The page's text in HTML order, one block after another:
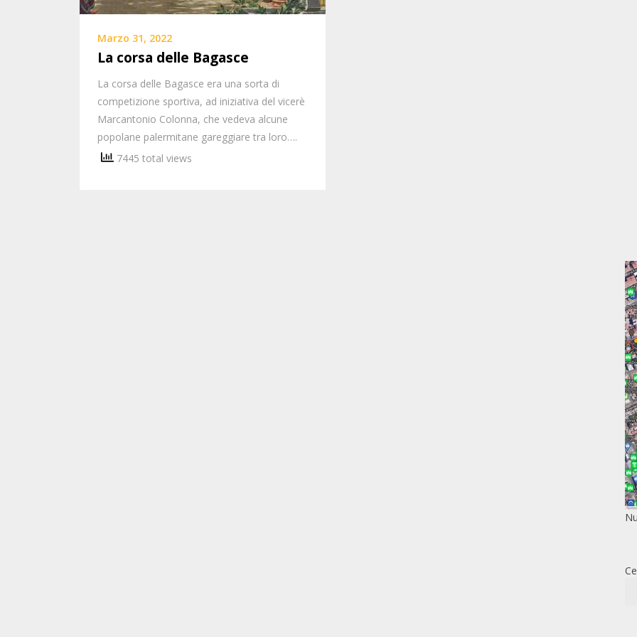
Marzo 31, 2022
La corsa delle Bagasce
La corsa delle Bagasce era una sorta di
competizione sportiva, ad iniziativa del vicerè
Marcantonio Colonna, che vedeva alcune
popolane palermitane gareggiare tra loro….
7445 total views